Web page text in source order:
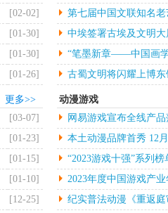
[02-02]
[01-30]
[01-30]
[01-26]
第七届中国文联知名
术...
中埃签署古埃及文明大
物...
“笔墨新章——中国画
古蜀文明将闪耀上博东
更多>>
[03-07]
[01-23]
[01-15]
[01-10]
[12-25]
动漫游戏
网易游戏宣布全线产
年...
本土动漫品牌首秀 12
“2023游戏十强”系列榜
2023年度中国游戏产
纪实普法动漫《重返庭